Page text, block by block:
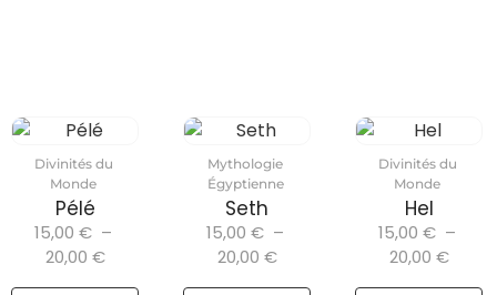
Divinités du
Monde
Pélé
15,00 € –
20,00 €
Mythologie
Égyptienne
Seth
15,00 € –
20,00 €
Divinités du
Monde
Hel
15,00 € –
20,00 €